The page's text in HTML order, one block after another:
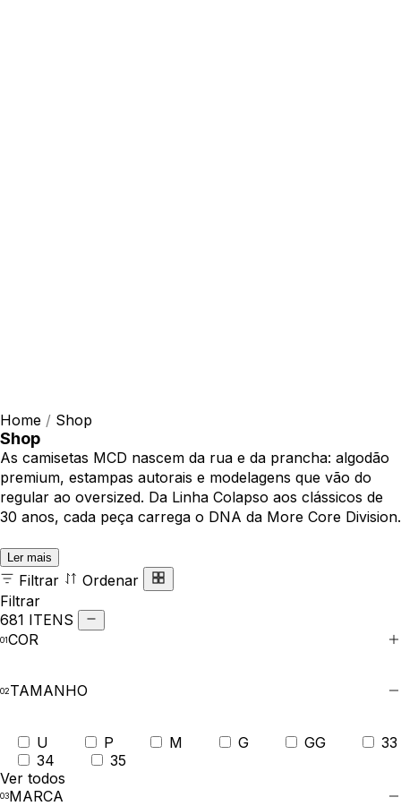
Home / Shop
Shop
As camisetas MCD nascem da rua e da prancha: algodão
premium, estampas autorais e modelagens que vão do
regular ao oversized. Da Linha Colapso aos clássicos de
30 anos, cada peça carrega o DNA da More Core Division.
Ler mais
Filtrar
Ordenar
Filtrar
681 ITENS
COR
TAMANHO
U P M G GG
33
34
35
Ver todos
MARCA